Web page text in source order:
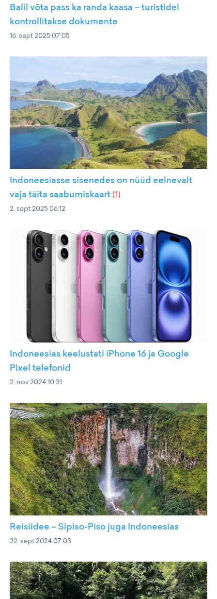
Balil võta pass ka randa kaasa – turistidel
kontrollitakse dokumente
16. sept 2025 07:05
Indoneesiasse sisenedes on nüüd eelnevalt
vaja täita saabumiskaart(1)
2. sept 2025 06:12
Indoneesias keelustati iPhone 16 ja Google
Pixel telefonid
2. nov 2024 10:31
Reisiidee – Sipiso-Piso juga Indoneesias
22. sept 2024 07:03